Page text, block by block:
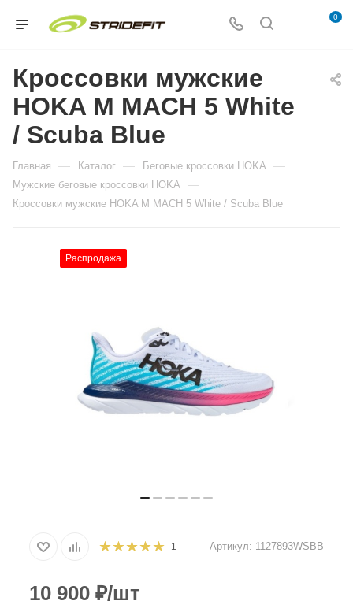
0
Кроссовки мужские
HOKA M MACH 5 White
/ Scuba Blue
Главная — Каталог — Беговые кроссовки HOKA —
Мужские беговые кроссовки HOKA —
Кроссовки мужские HOKA M MACH 5 White / Scuba Blue
Распродажа
1 Артикул: 1127893WSBB
10 900 ₽/шт